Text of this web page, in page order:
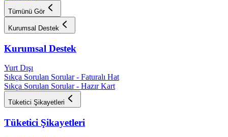
Tümünü Gör
Kurumsal Destek
Kurumsal Destek
Yurt Dışı
Sıkça Sorulan Sorular - Faturalı Hat
Sıkça Sorulan Sorular - Hazır Kart
Tüketici Şikayetleri
Tüketici Şikayetleri